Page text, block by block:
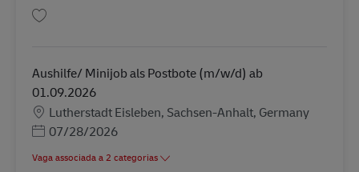
Aushilfe/ Minijob als Postbote (m/w/d) ab
01.09.2026
Localização
Lutherstadt Eisleben, Sachsen-Anhalt, Germany
Posted Date
07/28/2026
Vaga associada a 2 categorias